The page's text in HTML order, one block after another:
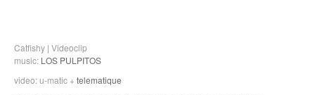
Catfishy | Videoclip
music: LOS PULPITOS
video: u-matic + telematique